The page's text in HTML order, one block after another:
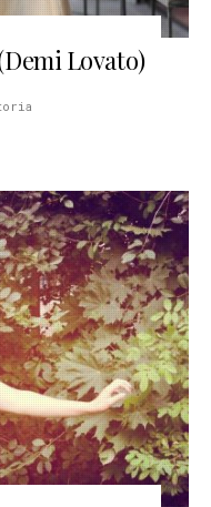
24.11.2017Lovato)